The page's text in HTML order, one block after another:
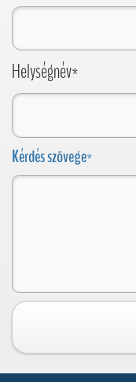
Helységnév*
Kérdés szövege*